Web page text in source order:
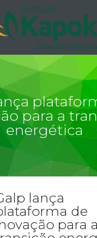
para a
energética
lança
de
para a